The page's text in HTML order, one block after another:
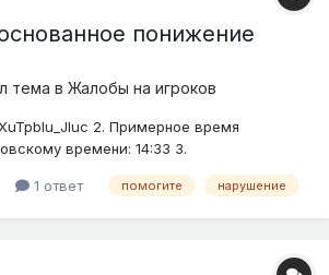
понижение
тема в Жалобы на игроков
2. Примерное время
времени: 14:33 3.
нарушения (опишите ситуацию):
темам(жалобы на некот...
1 ответ помогите нарушение